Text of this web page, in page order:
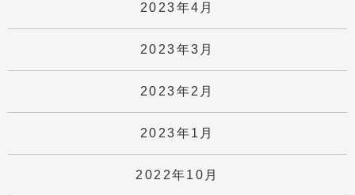
2023年4月
2023年3月
2023年2月
2023年1月
2022年10月